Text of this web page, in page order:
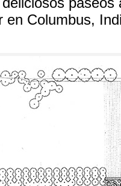
en Columbus,